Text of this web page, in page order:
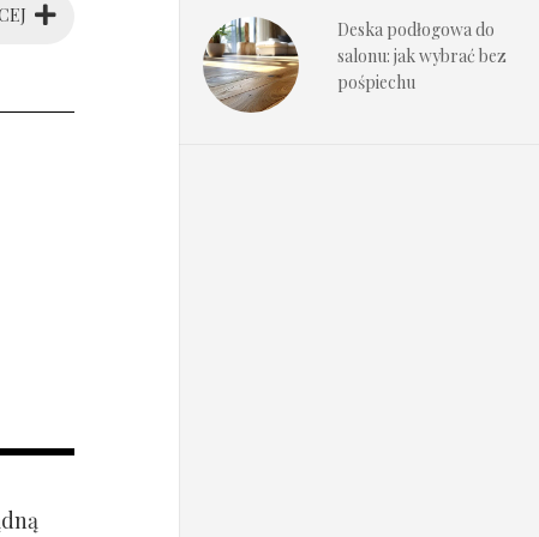
Deska podłogowa do
salonu: jak wybrać bez
pośpiechu